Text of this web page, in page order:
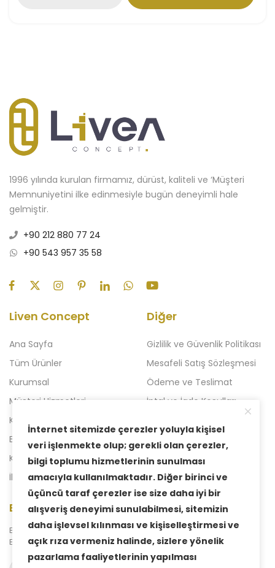
1996 yılında kurulan firmamız, dürüst, kaliteli ve ‘Müşteri
Memnuniyetini ilke edinmesiyle bugün deneyimli hale
gelmiştir.
+90 212 880 77 24
+90 543 957 35 58
Liven Concept
Ana Sayfa
Tüm Ürünler
Kurumsal
Müşteri Hizmetleri
Kampanyalı Ürünler
Blog
Kataloglar
İletişim
Diğer
Gizlilik ve Güvenlik Politikası
Mesafeli Satış Sözleşmesi
Ödeme ve Teslimat
İptal ve İade Koşulları
Liven 2'li Kampanyalar
Yeni Kampanya
E-Bülten Aboneliği
Bizden haberdar olmak için
E-Bülten sistemimize abone olabilirsiniz.
İnternet sitemizde çerezler yoluyla kişisel
veri işlenmekte olup; gerekli olan çerezler,
bilgi toplumu hizmetlerinin sunulması
amacıyla kullanılmaktadır. Diğer birinci ve
üçüncü taraf çerezler ise size daha iyi bir
alışveriş deneyimi sunulabilmesi, sitemizin
daha işlevsel kılınması ve kişiselleştirmesi ve
açık rıza vermeniz halinde, sizlere yönelik
pazarlama faaliyetlerinin yapılması